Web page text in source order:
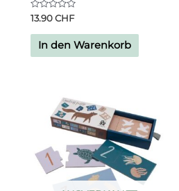
Bewertet
0
von
13.90CHF
In den Warenkorb